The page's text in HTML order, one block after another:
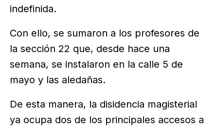
indefinida.
Con ello, se sumaron a los profesores de
la sección 22 que, desde hace una
semana, se instalaron en la calle 5 de
mayo y las aledañas.
De esta manera, la disidencia magisterial
ya ocupa dos de los principales accesos a